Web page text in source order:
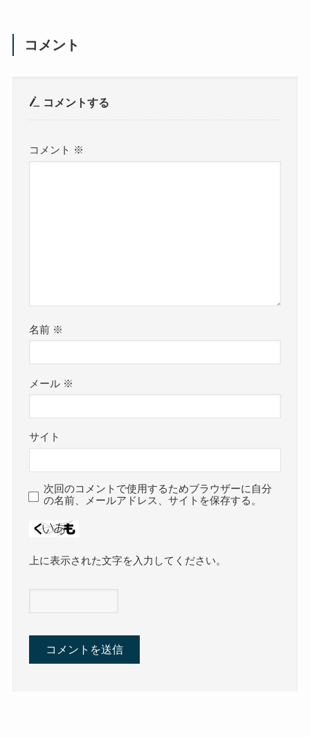
コメント
コメントする
コメント ※
名前 ※
メール ※
サイト
次回のコメントで使用するためブラウザーに自分
の名前、メールアドレス、サイトを保存する。
上に表示された文字を入力してください。